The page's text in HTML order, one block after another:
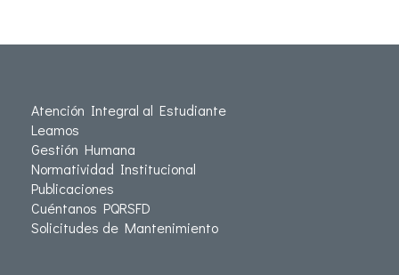
Atención Integral al Estudiante
Leamos
Gestión Humana
Normatividad Institucional
Publicaciones
Cuéntanos PQRSFD
Solicitudes de Mantenimiento